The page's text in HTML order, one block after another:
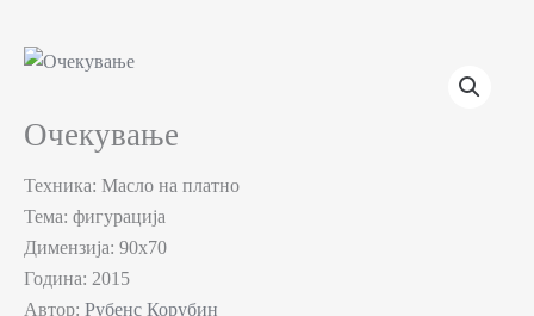
Очекување
Техника: Масло на платно
Тема: фигурација
Димензија: 90х70
Година: 2015
Автор: Рубенс Корубин